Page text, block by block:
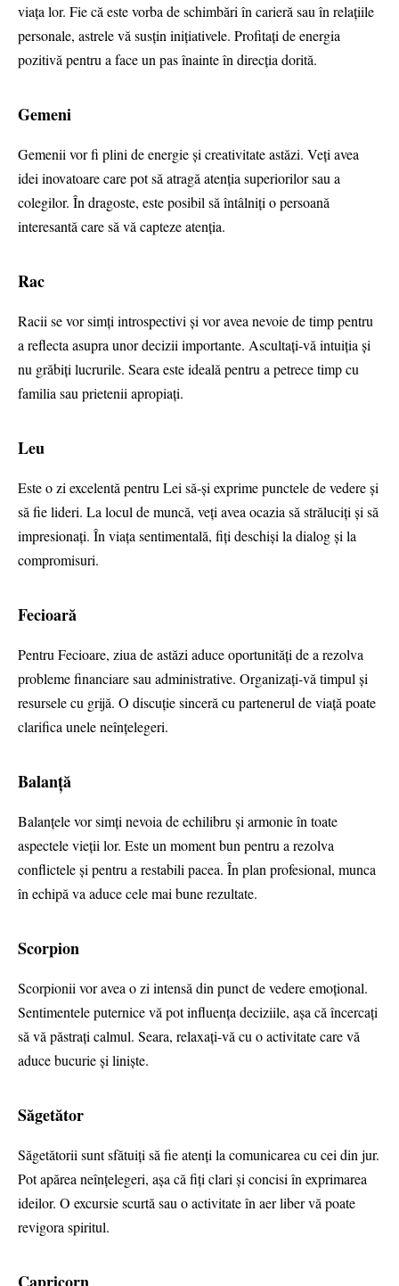
viața lor. Fie că este vorba de schimbări în carieră sau în relațiile
personale, astrele vă susțin inițiativele. Profitați de energia
pozitivă pentru a face un pas înainte în direcția dorită.
Gemeni
Gemenii vor fi plini de energie și creativitate astăzi. Veți avea
idei inovatoare care pot să atragă atenția superiorilor sau a
colegilor. În dragoste, este posibil să întâlniți o persoană
interesantă care să vă capteze atenția.
Rac
Racii se vor simți introspectivi și vor avea nevoie de timp pentru
a reflecta asupra unor decizii importante. Ascultați-vă intuiția și
nu grăbiți lucrurile. Seara este ideală pentru a petrece timp cu
familia sau prietenii apropiați.
Leu
Este o zi excelentă pentru Lei să-și exprime punctele de vedere și
să fie lideri. La locul de muncă, veți avea ocazia să străluciți și să
impresionați. În viața sentimentală, fiți deschiși la dialog și la
compromisuri.
Fecioară
Pentru Fecioare, ziua de astăzi aduce oportunități de a rezolva
probleme financiare sau administrative. Organizați-vă timpul și
resursele cu grijă. O discuție sinceră cu partenerul de viață poate
clarifica unele neînțelegeri.
Balanță
Balanțele vor simți nevoia de echilibru și armonie în toate
aspectele vieții lor. Este un moment bun pentru a rezolva
conflictele și pentru a restabili pacea. În plan profesional, munca
în echipă va aduce cele mai bune rezultate.
Scorpion
Scorpionii vor avea o zi intensă din punct de vedere emoțional.
Sentimentele puternice vă pot influența deciziile, așa că încercați
să vă păstrați calmul. Seara, relaxați-vă cu o activitate care vă
aduce bucurie și liniște.
Săgetător
Săgetătorii sunt sfătuiți să fie atenți la comunicarea cu cei din jur.
Pot apărea neînțelegeri, așa că fiți clari și concisi în exprimarea
ideilor. O excursie scurtă sau o activitate în aer liber vă poate
revigora spiritul.
Capricorn